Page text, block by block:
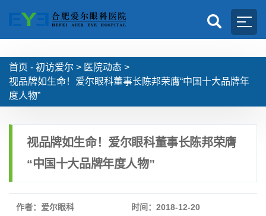
首页 - 初访爱尔 > 医院动态 >
视品牌如生命！爱尔眼科董事长陈邦荣膺“中国十大品牌年
度人物”
视品牌如生命！爱尔眼科董事长陈邦荣膺
“中国十大品牌年度人物”
作者：爱尔眼科 时间：2018-12-20